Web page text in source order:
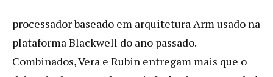
processador baseado em arquitetura Arm usado na
plataforma Blackwell do ano passado.
Combinados, Vera e Rubin entregam mais que o